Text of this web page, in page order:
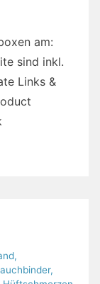
am:
sind inkl.
Links &